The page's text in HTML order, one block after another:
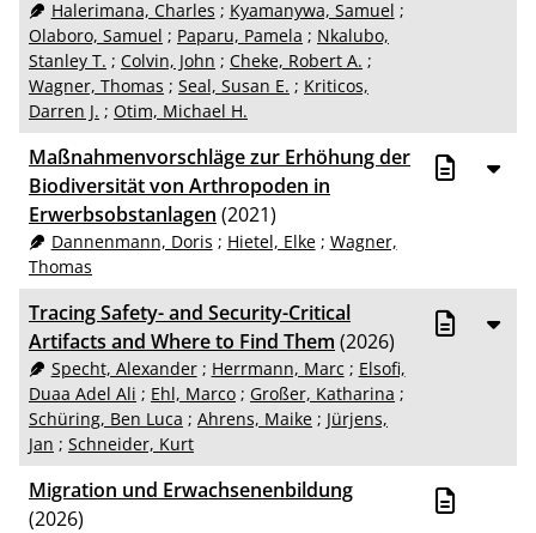
Halerimana, Charles ; Kyamanywa, Samuel ;
Olaboro, Samuel ; Paparu, Pamela ; Nkalubo,
Stanley T. ; Colvin, John ; Cheke, Robert A. ;
Wagner, Thomas ; Seal, Susan E. ; Kriticos,
Darren J. ; Otim, Michael H.
Maßnahmenvorschläge zur Erhöhung der
Biodiversität von Arthropoden in
Erwerbsobstanlagen (2021)
Dannenmann, Doris ; Hietel, Elke; Wagner,
Thomas
Tracing Safety- and Security-Critical
Artifacts and Where to Find Them (2026)
Specht, Alexander; Herrmann, Marc ; Elsofi,
Duaa Adel Ali ; Ehl, Marco ; Großer, Katharina ;
Schüring, Ben Luca ; Ahrens, Maike ; Jürjens,
Jan ; Schneider, Kurt
Migration und Erwachsenenbildung
(2026)